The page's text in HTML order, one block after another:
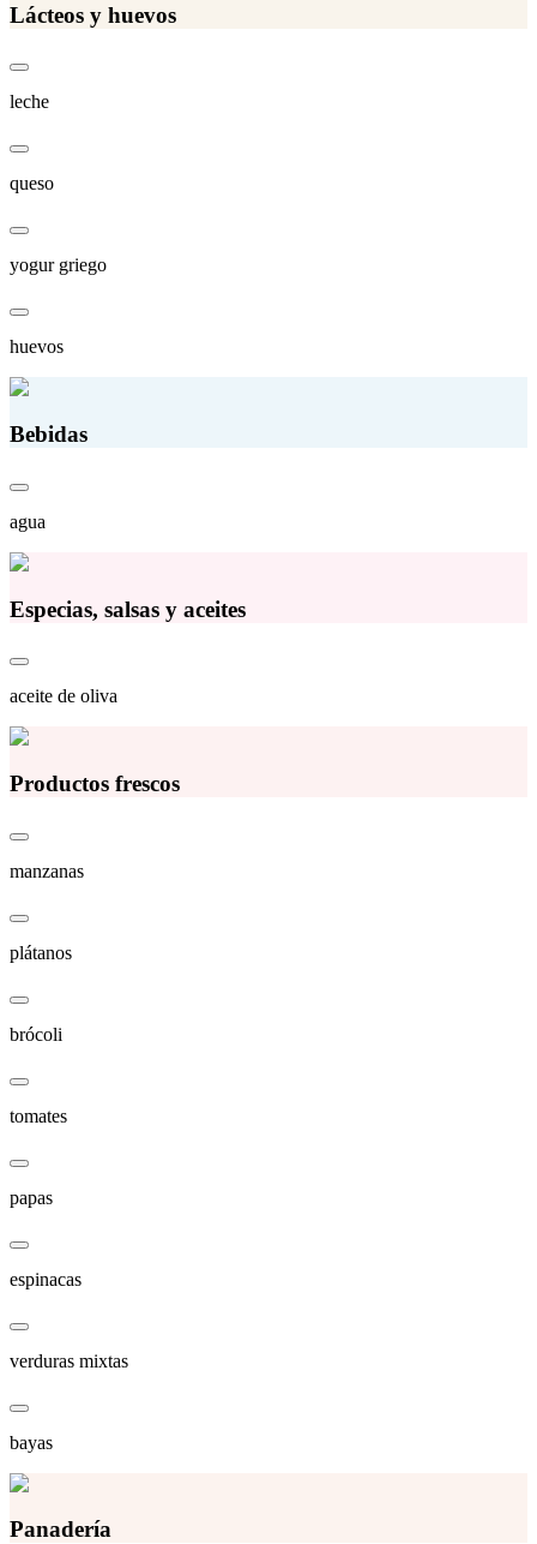
Lácteos y huevos
leche
queso
yogur griego
huevos
Bebidas
agua
Especias, salsas y aceites
aceite de oliva
Productos frescos
manzanas
plátanos
brócoli
tomates
papas
espinacas
verduras mixtas
bayas
Panadería